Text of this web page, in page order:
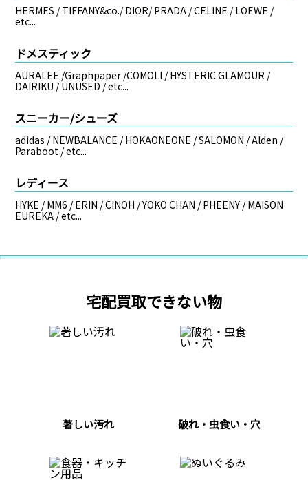
HERMES / TIFFANY&co./ DIOR/ PRADA / CELINE / LOEWE /
etc...
ドメスティック
AURALEE /Graphpaper /COMOLI / HYSTERIC GLAMOUR /
DAIRIKU / UNUSED / etc...
スニーカー/シューズ
adidas / NEWBALANCE / HOKAONEONE / SALOMON / Alden /
Paraboot / etc...
レディース
HYKE / MM6 / ERIN / CINOH / YOKO CHAN / PHEENY / MAISON
EUREKA / etc...
宅配買取できない物
著しい汚れ 破れ・虫食い・穴